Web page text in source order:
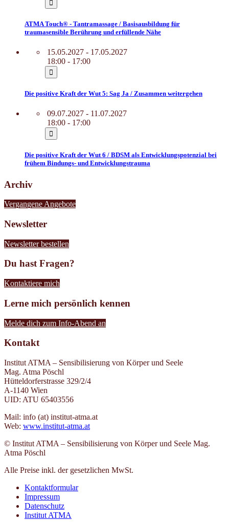
ATMA Touch® - Tantramassage / Basisausbildung für
traumasensible Berührung und erfüllende Nähe
15.05.2027 - 17.05.2027
18:00 - 17:00
Die positive Kraft der Wut 5: Sag Ja / Zusammen weitergehen
09.07.2027 - 11.07.2027
18:00 - 17:00
Die positive Kraft der Wut 6 / BDSM als Entwicklungspotenzial bei
frühem Bindungs- und Entwicklungstrauma
Archiv
Vergangene Angebote
Newsletter
Newsletter bestellen
Du hast Fragen?
Kontaktiere mich
Lerne mich persönlich kennen
Melde dich zum Info-Abend an
Kontakt
Institut ATMA – Sensibilisierung von Körper und Seele
Mag. Atma Pöschl
Hütteldorferstrasse 329/2/4
A-1140 Wien
UID: ATU 65403556
Mail: info (at) institut-atma.at
Web: www.institut-atma.at
© Institut ATMA – Sensibilisierung von Körper und Seele Mag.
Atma Pöschl
Alle Preise inkl. der gesetzlichen MwSt.
Kontaktformular
Impressum
Datenschutz
Institut ATMA